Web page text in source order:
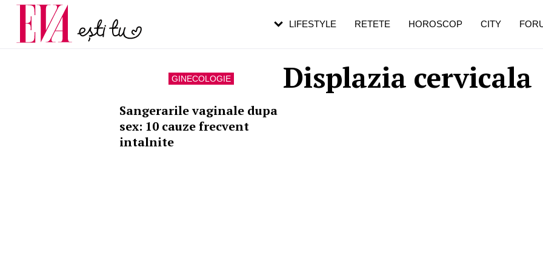
Displazia cervicala
GINECOLOGIE
Sangerarile vaginale dupa
sex: 10 cauze frecvent
intalnite
LIFESTYLE RETETE HOROSCOP CITY
Carieră
Actualitate
pe măsură ce înaintezi în vârstă
de dureroasă este investigația